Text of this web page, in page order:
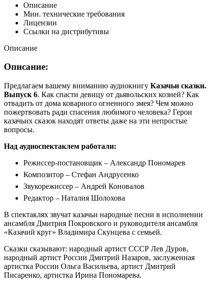
Описание
Мин. технические требования
Лицензии
Ссылки на дистрибутивы
Описание
Описание:
Предлагаем вашему вниманию аудиокнигу Казачьи сказки.
Выпуск 6. Как спасти девицу от дьявольских козней? Как
отвадить от дома коварного огненного змея? Чем можно
пожертвовать ради спасения любимого человека? Герои
казачьих сказок находят ответы даже на эти непростые
вопросы.
Над аудиоспектаклем работали:
Режиссер-постановщик – Александр Пономарев
Композитор – Стефан Андрусенко
Звукорежиссер – Андрей Коновалов
Редактор – Наталия Шолохова
В спектаклях звучат казачьи народные песни в исполнении
ансамбля Дмитрия Покровского и руководителя ансамбля
«Казачий круг» Владимира Скунцева с семьей.
Сказки сказывают: народный артист СССР Лев Дуров,
народный артист России Дмитрий Назаров, заслуженная
артистка России Ольга Васильева, артист Дмитрий
Писаренко, артистка Ирина Пономарева.